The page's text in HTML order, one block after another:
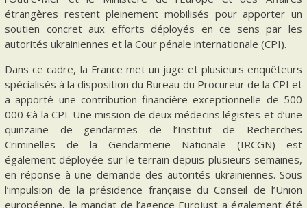
étrangères restent pleinement mobilisés pour apporter un
soutien concret aux efforts déployés en ce sens par les
autorités ukrainiennes et la Cour pénale internationale (CPI).
Dans ce cadre, la France met un juge et plusieurs enquêteurs
spécialisés à la disposition du Bureau du Procureur de la CPI et
a apporté une contribution financière exceptionnelle de 500
000 €à la CPI. Une mission de deux médecins légistes et d’une
quinzaine de gendarmes de l’Institut de Recherches
Criminelles de la Gendarmerie Nationale (IRCGN) est
également déployée sur le terrain depuis plusieurs semaines,
en réponse à une demande des autorités ukrainiennes. Sous
l’impulsion de la présidence française du Conseil de l’Union
européenne, le mandat de l’agence Eurojust a également été